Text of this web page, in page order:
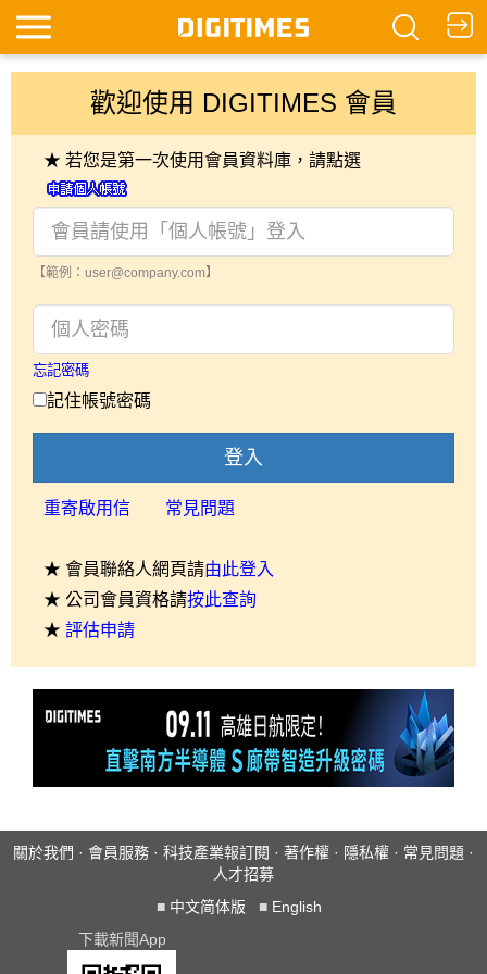
歡迎使用 DIGITIMES 會員
★ 若您是第一次使用會員資料庫，請點選
【範例：user@company.com】
忘記密碼
記住帳號密碼
登入
重寄啟用信 常見問題
★ 會員聯絡人網頁請由此登入
★ 公司會員資格請按此查詢
★ 評估申請
關於我們 · 會員服務 · 科技產業報訂閱 · 著作權 · 隱私權 · 常見問題 ·
人才招募
■ 中文简体版 ■ English
下載新聞App